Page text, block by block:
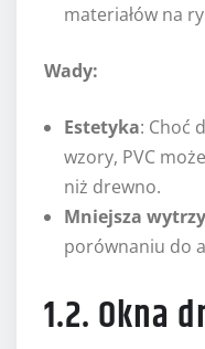
materiałów na
Wady:
Estetyka: Choć
wzory, PVC
niż drewno.
Mniejsza
porównaniu do
1.2. Okna